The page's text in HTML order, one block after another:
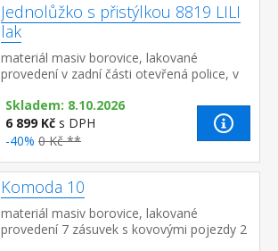
Jednolůžko s přistýlkou 8819 LILI
lak
materiál masiv borovice, lakované
provedení v zadní části otevřená police, v
roštů (dřevěné laťkov...
Skladem: 8.10.2026
6 899 Kč s DPH
-40% 0 Kč **
Komoda 10
materiál masiv borovice, lakované
provedení 7 zásuvek s kovovými pojezdy 2